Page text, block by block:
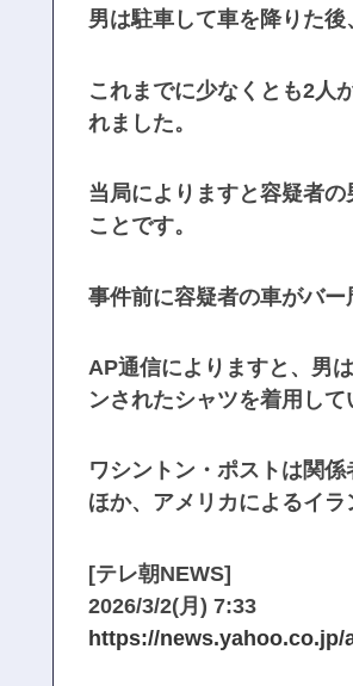
男は駐車して車を降りた
これまでに少なくとも2人
れました。
当局によりますと容疑者
ことです。
事件前に容疑者の車がバー
AP通信によりますと、男
ンされたシャツを着用して
ワシントン・ポストは関
ほか、アメリカによるイラ
[テレ朝NEWS]
2026/3/2(月) 7:33
https://news.yahoo.co.jp/